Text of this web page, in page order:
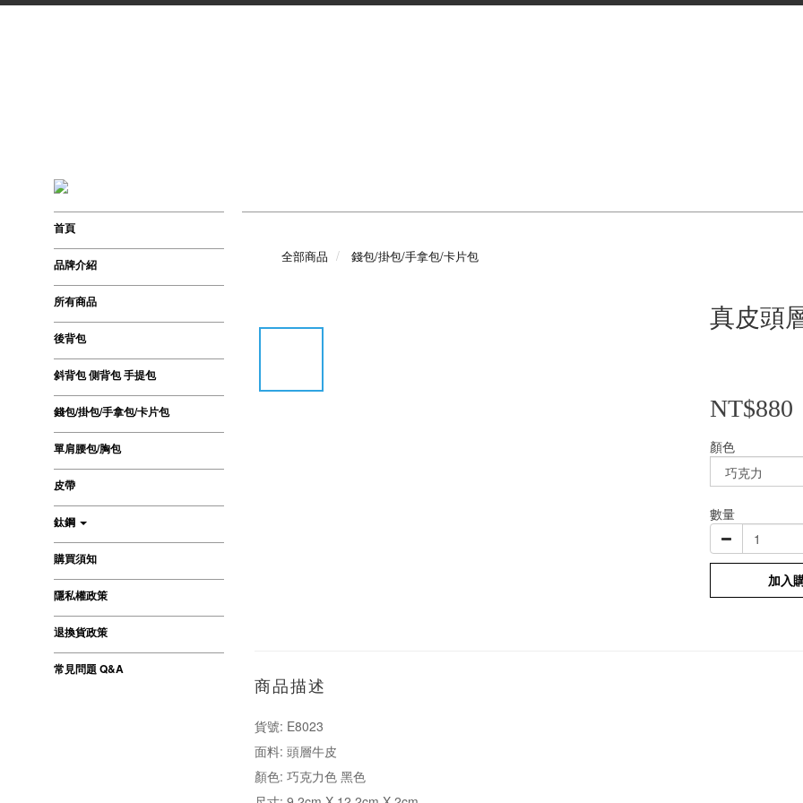
首頁
品牌介紹
所有商品
後背包
斜背包 側背包 手提包
錢包/掛包/手拿包/卡片包
單肩腰包/胸包
皮帶
鈦鋼
購買須知
隱私權政策
退換貨政策
常見問題 Q&A
全部商品 錢包/掛包/手拿包/卡片包
真皮頭
NT$880
顏色
數量
加入
商品描述
貨號: E8023
面料: 頭層牛皮
顏色: 巧克力色 黑色